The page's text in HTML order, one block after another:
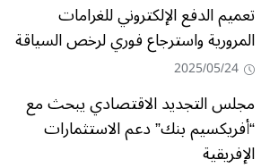
تعميم الدفع الإلكتروني للغرامات
المرورية واسترجاع فوري لرخص السياقة
2025/05/24
مجلس التجديد الاقتصادي يبحث مع
“أفريكسيم بنك” دعم الاستثمارات
الإفريقية